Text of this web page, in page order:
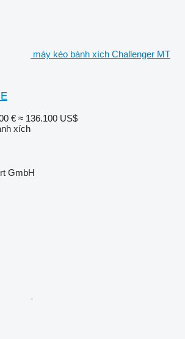
máy kéo bánh xích Challenger MT
€ ≈ 136.100 US$
xích
GmbH